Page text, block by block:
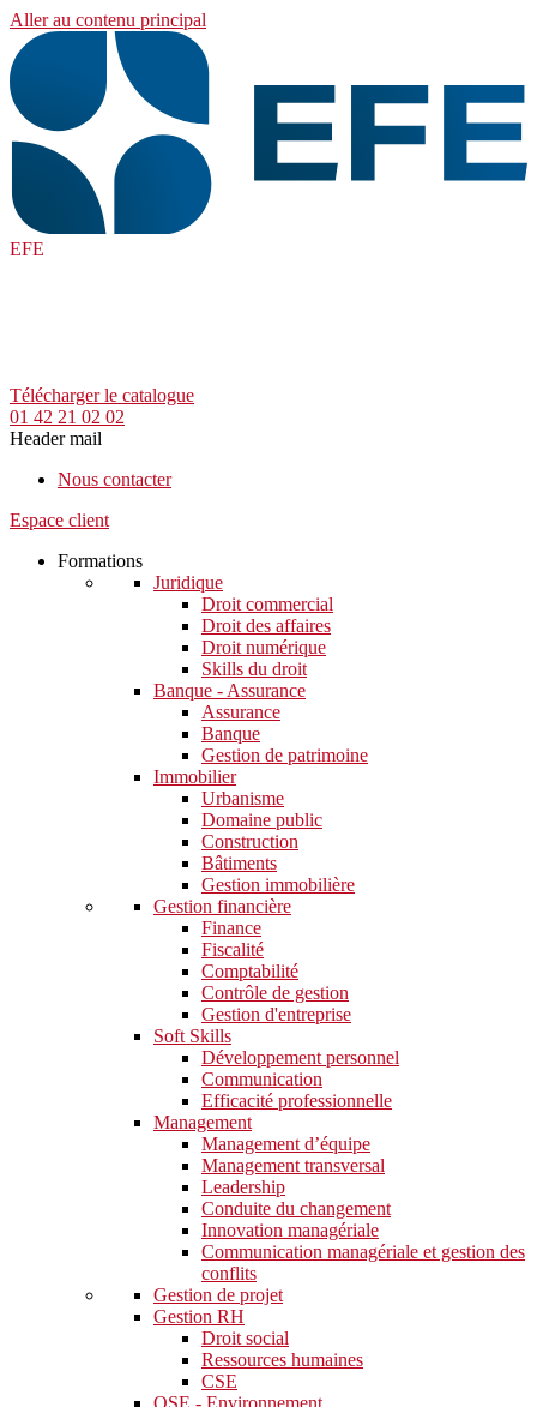
Aller au contenu principal
EFE
Télécharger le catalogue
01 42 21 02 02
Header mail
Nous contacter
Espace client
Formations
Juridique
Droit commercial
Droit des affaires
Droit numérique
Skills du droit
Banque - Assurance
Assurance
Banque
Gestion de patrimoine
Immobilier
Urbanisme
Domaine public
Construction
Bâtiments
Gestion immobilière
Gestion financière
Finance
Fiscalité
Comptabilité
Contrôle de gestion
Gestion d'entreprise
Soft Skills​
Développement personnel
Communication
Efficacité professionnelle
Management
Management d’équipe
Management transversal
Leadership
Conduite du changement
Innovation managériale
Communication managériale et gestion des
conflits
Gestion de projet
Gestion RH
Droit social
Ressources humaines
CSE
QSE - Environnement